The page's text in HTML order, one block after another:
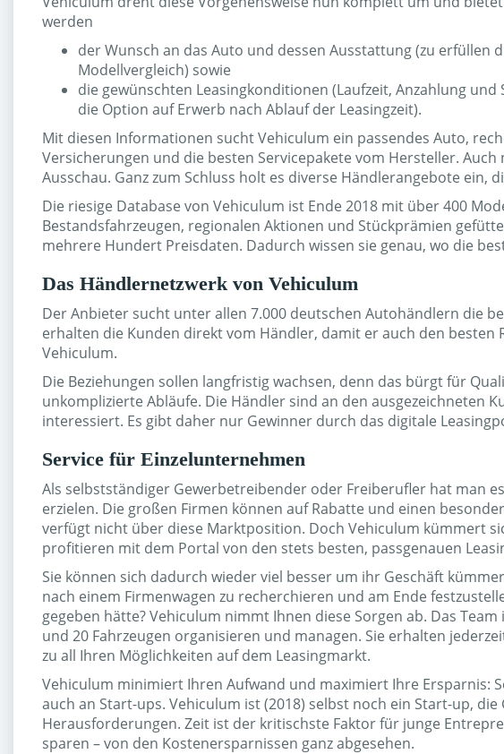
werden
der Wunsch an das Auto und dessen Ausstattung (zu
Modellvergleich) sowie
die gewünschten Leasingkonditionen (Laufzeit, Anzahlung
die Option auf Erwerb nach Ablauf der Leasingzeit).
Mit diesen Informationen sucht Vehiculum ein passendes Auto,
Versicherungen und die besten Servicepakete vom Hersteller.
Ausschau. Ganz zum Schluss holt es diverse Händlerangebote ein,
Die riesige Database von Vehiculum ist Ende 2018 mit über 400
Bestandsfahrzeugen, regionalen Aktionen und Stückprämien
mehrere Hundert Preisdaten. Dadurch wissen sie genau, wo die
Das Händlernetzwerk von Vehiculum
Der Anbieter sucht unter allen 7.000 deutschen Autohändlern die
erhalten die Kunden direkt vom Händler, damit er auch den besten
Vehiculum.
Die Beziehungen sollen langfristig wachsen, denn das bürgt für
unkomplizierte Abläufe. Die Händler sind an den ausgezeichneten
interessiert. Es gibt daher nur Gewinner durch das digitale
Service für Einzelunternehmen
Als selbstständiger Gewerbetreibender oder Freiberufler hat man
erzielen. Die großen Firmen können auf Rabatte und einen
verfügt nicht über diese Marktposition. Doch Vehiculum kümmert
profitieren mit dem Portal von den stets besten, passgenauen
Sie können sich dadurch wieder viel besser um ihr Geschäft
nach einem Firmenwagen zu recherchieren und am Ende
gegeben hätte? Vehiculum nimmt Ihnen diese Sorgen ab. Das
und 20 Fahrzeugen organisieren und managen. Sie erhalten
zu all Ihren Möglichkeiten auf dem Leasingmarkt.
Vehiculum minimiert Ihren Aufwand und maximiert Ihre Ersparnis:
auch an Start-ups. Vehiculum ist (2018) selbst noch ein Start-up,
Herausforderungen. Zeit ist der kritischste Faktor für junge
sparen – von den Kostenersparnissen ganz abgesehen.